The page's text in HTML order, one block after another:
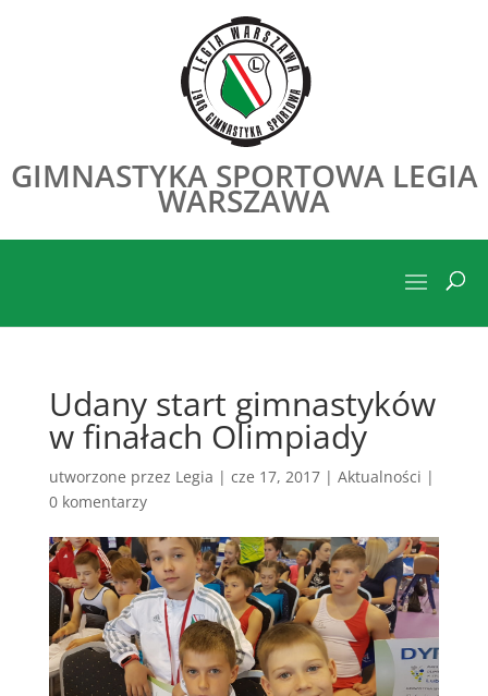
GIMNASTYKA SPORTOWA LEGIA
WARSZAWA
Udany start gimnastyków
w finałach Olimpiady
utworzone przez Legia | cze 17, 2017| Aktualności |
0 komentarzy